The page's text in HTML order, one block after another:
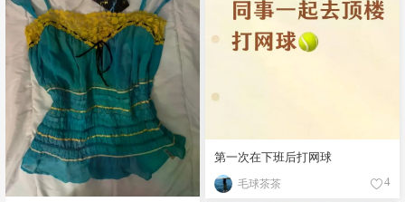
第一次在下班后打网球
毛球茶茶 4